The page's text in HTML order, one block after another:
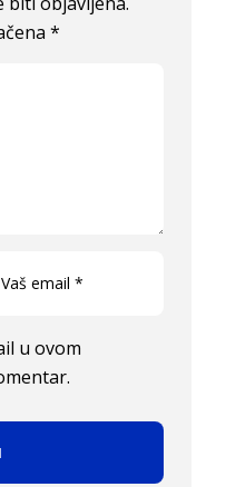
*
u ovom